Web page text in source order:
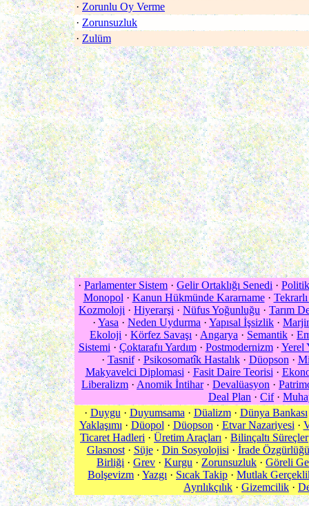
· Zorunlu Oy Verme
· Zorunsuzluk
· Zulüm
· Parlamenter Sistem · Gelir Ortaklığı Senedi ·
Monopol · Kanun Hükmünde Kararname·
Kozmoloji · Hiyerarşi · Nüfus Yoğunluğu · Tarım
· Yasa · Neden Uydurma · Yapısal İşsizlik ·
Ekoloji · Körfez Savaşı · Angarya · Semantik ·
Sistemi · Çoktarafıı Yardım· Postmodernizm· Yerel
· Tasnif· Psikosomatîk Hastalık· Düopson ·
Makyavelci Diplomasi · Fasit Daire Teorisi ·
Liberalizm · Anomik İntihar· Devalüasyon ·
Deal Plan · Cif·
· Duygu · Duyumsama · Düalizm· Dünya Bankası
Yaklaşımı · Düopol · Düopson · Etvar Nazariyesi ·
Ticaret Hadleri · Üretim Araçları · Bilinçaltı Süreçler
Glasnost· Süje· Din Sosyolojisi · İrade Özgürlüğü
Birliği · Grev · Kurgu · Zorunsuzluk · Göreli
Bolşevizm · Yazgı · Sıcak Takip · Mutlak
Ayrılıkçılık · Gizemcilik ·